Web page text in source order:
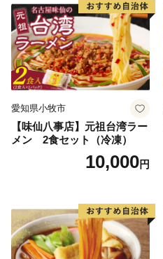
愛知県小牧市
【味仙八事店】元祖台湾ラー
メン 2食セット（冷凍）
10,000円